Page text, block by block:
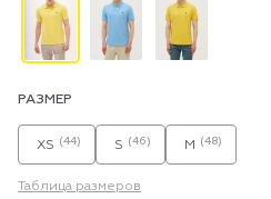
РАЗМЕР
XS (44) S (46) M (48)
Таблица размеров